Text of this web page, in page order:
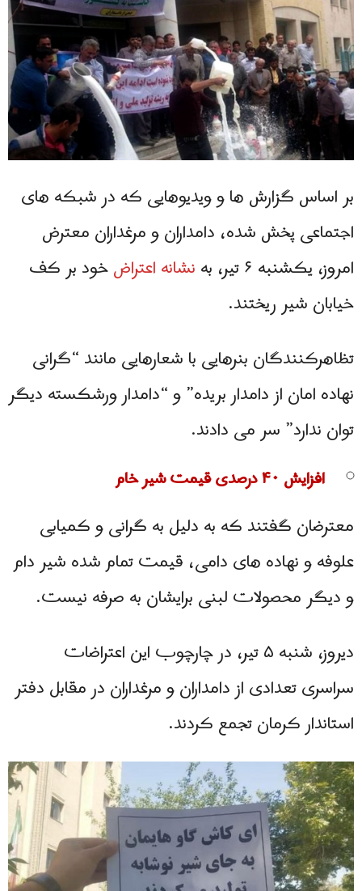
بر اساس گزارش ها و ویدیوهایی که در شبکه های
اجتماعی پخش شده، دامداران و مرغداران معترض
امروز، یکشنبه ۶ تیر، به
نشانه اعتراضخود بر کف
خیابان شیر ریختند.
تظاهرکنندگان بنرهایی با شعارهایی مانند “گرانی
نهاده امان از دامدار بریده” و “دامدار ورشکسته دیگر
توان ندارد” سر می‌ دادند.
افزایش ۴۰ درصدی قیمت شیر خام
معترضان گفتند که به دلیل به گرانی و کمیابی
علوفه و نهاده‌ های دامی، قیمت تمام‌ شده شیر دام
و دیگر محصولات لبنی برایشان به صرفه نیست.
دیروز، شنبه ۵ تیر، در چارچوب این اعتراضات
سراسری تعدادی از دامداران و مرغداران در مقابل دفتر
استاندار کرمان تجمع کردند.